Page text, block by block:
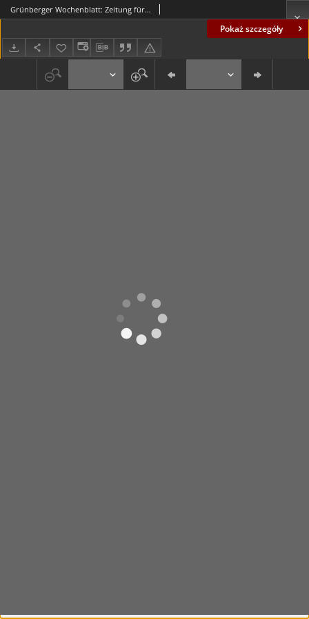
Pokaż szczegóły
Grünberger Wochenblatt: Zeitung für Stadt und Land, No. 81. (7. Juli 1910)